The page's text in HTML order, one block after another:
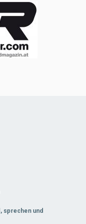
sprechen und